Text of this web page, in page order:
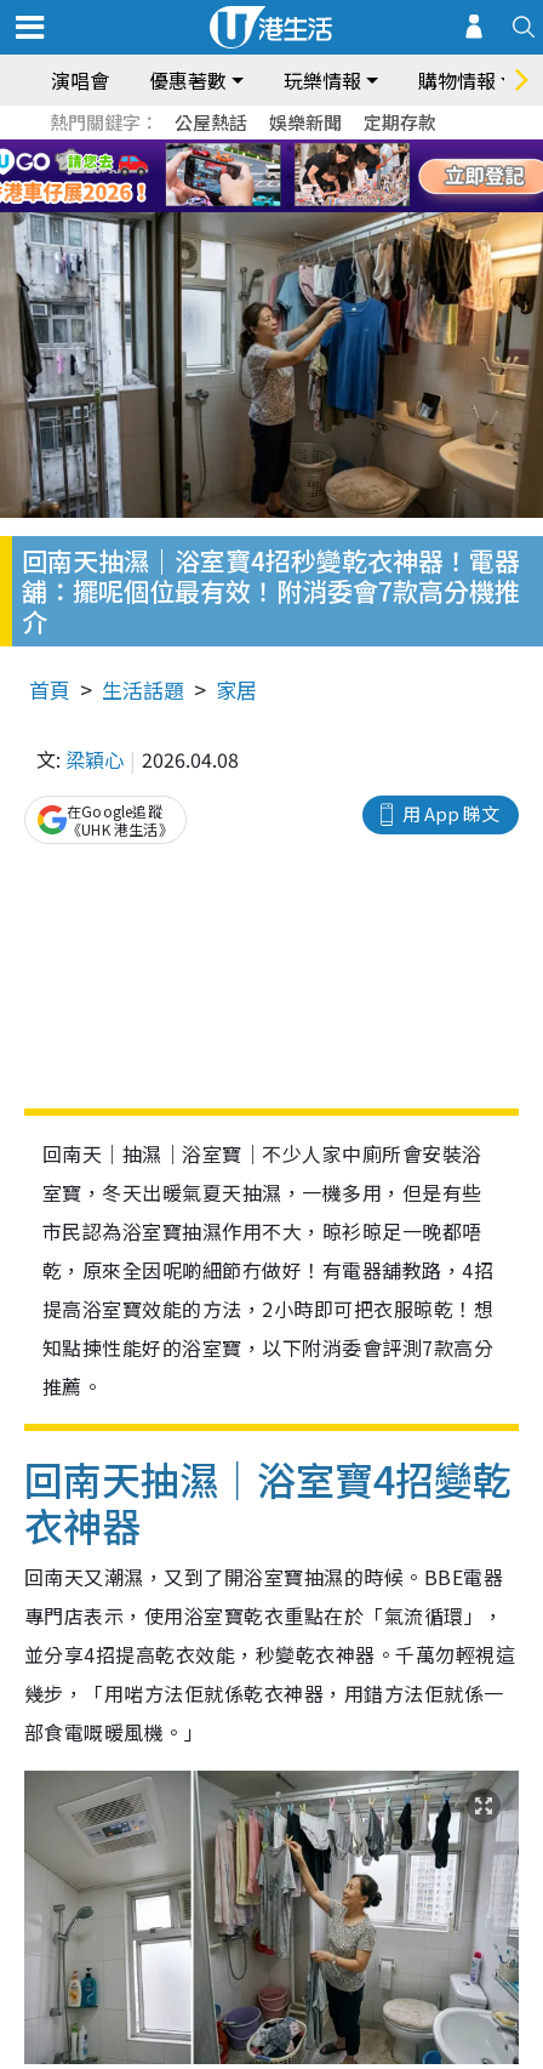
演唱會 優惠著數 玩樂情報 購物情報
熱門關鍵字： 公屋熱話 娛樂新聞 定期存款
回南天抽濕｜浴室寶4招秒變乾衣神器！電器
舖：擺呢個位最有效！附消委會7款高分機推
介
首頁 生活話題 家居
文: 梁穎心 2026.04.08
用 App 睇文
在Google追蹤
《UHK 港生活》
回南天｜抽濕｜浴室寶｜不少人家中廁所會安裝浴
室寶，冬天出暖氣夏天抽濕，一機多用，但是有些
市民認為浴室寶抽濕作用不大，晾衫晾足一晚都唔
乾，原來全因呢啲細節冇做好！有電器舖教路，4招
提高浴室寶效能的方法，2小時即可把衣服晾乾！想
知點揀性能好的浴室寶，以下附消委會評測7款高分
推薦。
回南天抽濕｜浴室寶4招變乾
衣神器
回南天又潮濕，又到了開浴室寶抽濕的時候。BBE電器
專門店表示，使用浴室寶乾衣重點在於「氣流循環」，
並分享4招提高乾衣效能，秒變乾衣神器。千萬勿輕視這
幾步，「用啱方法佢就係乾衣神器，用錯方法佢就係一
部食電嘅暖風機。」